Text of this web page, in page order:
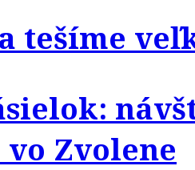
tešíme
Zvolene